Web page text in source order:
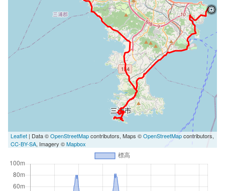
Leaflet | Data ©OpenStreetMapcontributors, Maps ©OpenStreetMapcontributors,
CC-BY-SA, Imagery ©Mapbox